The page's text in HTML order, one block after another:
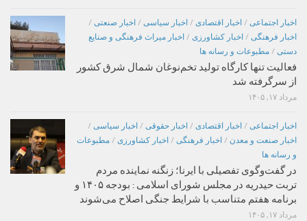
اخبار اجتماعی / اخبار اقتصادی / اخبار سیاسی / اخبار صنعتی /
اخبار فرهنگی / اخبار کشاورزی / اخبار میراث فرهنگی و صنایع
دستی / مطبوعات و رسانه ها
فعالیت تنها کارگاه تولید تخم‌نوغان شمال شرق کشور
از سرگرفته شد
مرداد ۱۷, ۱۴۰۵
اخبار اجتماعی / اخبار اقتصادی / اخبار حقوقی / اخبار سیاسی /
اخبار صنعت و معدن / اخبار فرهنگی / اخبار کشاورزی / مطبوعات
و رسانه ها
در گفت‌وگوی تفصیلی با ایرنا؛ زنگنه نماینده مردم
تربت حیدریه در مجلس شورای اسلامی : بودجه ۱۴۰۵ و
برنامه هفتم متناسب با شرایط جنگی اصلاح می‌شوند
مرداد ۱۷, ۱۴۰۵